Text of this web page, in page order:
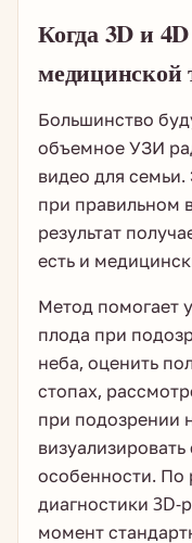
Когда 3D и
медицинской
Большинство
объемное УЗИ
видео для
при правильном
результат
есть и
Метод помогает
плода при
неба, оценить
стопах,
при подозрении
особенности.
диагностики
момент